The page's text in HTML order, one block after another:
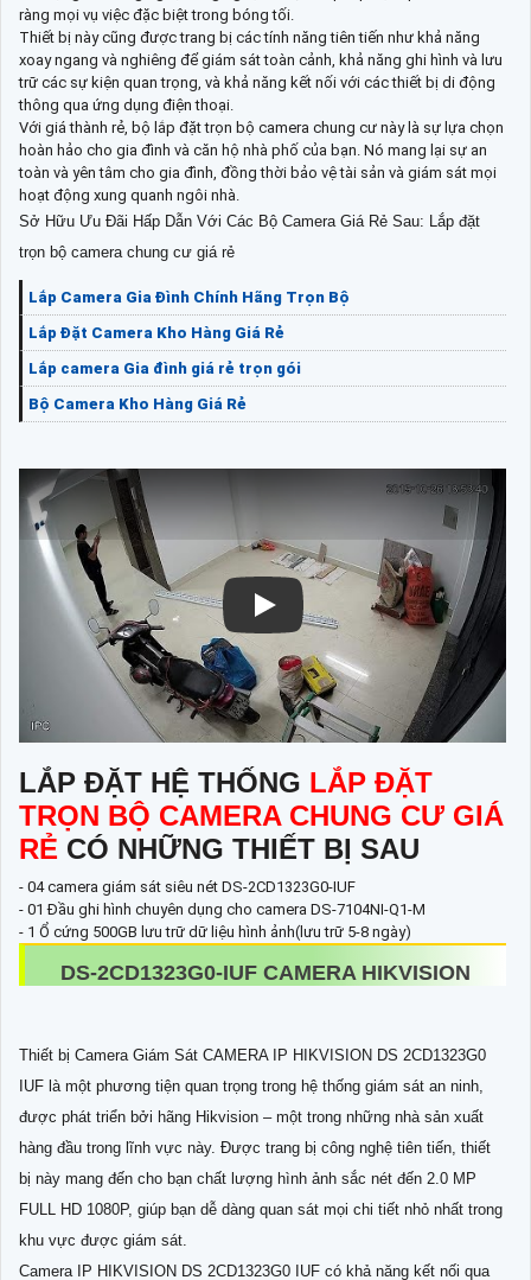
ràng mọi vụ việc đặc biệt trong bóng tối.
Thiết bị này cũng được trang bị các tính năng tiên tiến như khả năng
xoay ngang và nghiêng để giám sát toàn cảnh, khả năng ghi hình và lưu
trữ các sự kiện quan trọng, và khả năng kết nối với các thiết bị di động
thông qua ứng dụng điện thoại.
Với giá thành rẻ, bộ lắp đặt trọn bộ camera chung cư này là sự lựa chọn
hoàn hảo cho gia đình và căn hộ nhà phố của bạn. Nó mang lại sự an
toàn và yên tâm cho gia đình, đồng thời bảo vệ tài sản và giám sát mọi
hoạt động xung quanh ngôi nhà.
Sở Hữu Ưu Đãi Hấp Dẫn Với Các Bộ Camera Giá Rẻ Sau: Lắp đặt
trọn bộ camera chung cư giá rẻ
Lắp Camera Gia Đình Chính Hãng Trọn Bộ
Lắp Đặt Camera Kho Hàng Giá Rẻ
Lắp camera Gia đình giá rẻ trọn gói
Bộ Camera Kho Hàng Giá Rẻ
LẮP ĐẶT HỆ THỐNG LẮP ĐẶT
TRỌN BỘ CAMERA CHUNG CƯ GIÁ
RẺ CÓ NHỮNG THIẾT BỊ SAU
- 04 camera giám sát siêu nét DS-2CD1323G0-IUF
- 01 Đầu ghi hình chuyên dụng cho camera DS-7104NI-Q1-M
- 1 Ổ cứng 500GB lưu trữ dữ liệu hình ảnh(lưu trữ 5-8 ngày)
DS-2CD1323G0-IUF CAMERA HIKVISION
Thiết bị Camera Giám Sát CAMERA IP HIKVISION DS 2CD1323G0
IUF là một phương tiện quan trọng trong hệ thống giám sát an ninh,
được phát triển bởi hãng Hikvision – một trong những nhà sản xuất
hàng đầu trong lĩnh vực này. Được trang bị công nghệ tiên tiến, thiết
bị này mang đến cho bạn chất lượng hình ảnh sắc nét đến 2.0 MP
FULL HD 1080P, giúp bạn dễ dàng quan sát mọi chi tiết nhỏ nhất trong
khu vực được giám sát.
Camera IP HIKVISION DS 2CD1323G0 IUF có khả năng kết nối qua